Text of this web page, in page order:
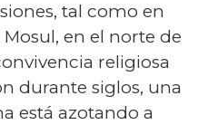
tal como en
en el norte de
religiosa
durante siglos, una
está azotando a